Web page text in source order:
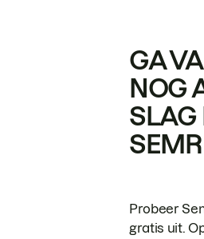
GA
NOG
SLAG
Probeer
gratis uit.